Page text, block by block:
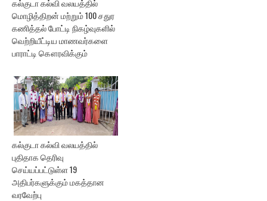
கல்குடா கல்வி வலயத்தில்
மொழித்திறன் மற்றும் 100 சதுர
கணித்தல் போட்டி நிகழ்வுகளில்
வெற்றியீட்டிய மாணவர்களை
பாராட்டி கௌரவிக்கும்
கல்குடா கல்வி வலயத்தில்
புதிதாக தெரிவு
செய்யப்பட்டுள்ள 19
அதிபர்களுக்கும் மகத்தான
வரவேற்பு